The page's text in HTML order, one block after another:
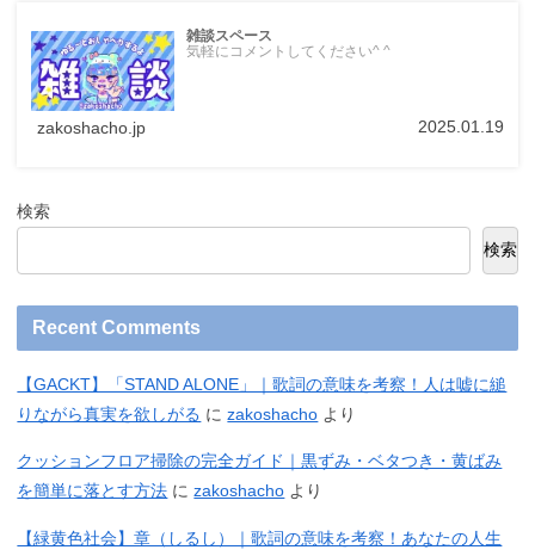
雑談スペース
気軽にコメントしてください^ ^
zakoshacho.jp 2025.01.19
検索
検索
Recent Comments
【GACKT】「STAND ALONE」｜歌詞の意味を考察！人は嘘に縋
りながら真実を欲しがる にzakoshacho より
クッションフロア掃除の完全ガイド｜黒ずみ・ベタつき・黄ばみ
を簡単に落とす方法 にzakoshacho より
【緑黄色社会】章（しるし）｜歌詞の意味を考察！あなたの人生